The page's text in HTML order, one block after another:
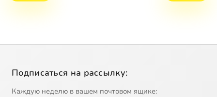
Подписаться на рассылку:
Каждую неделю в вашем почтовом ящике: